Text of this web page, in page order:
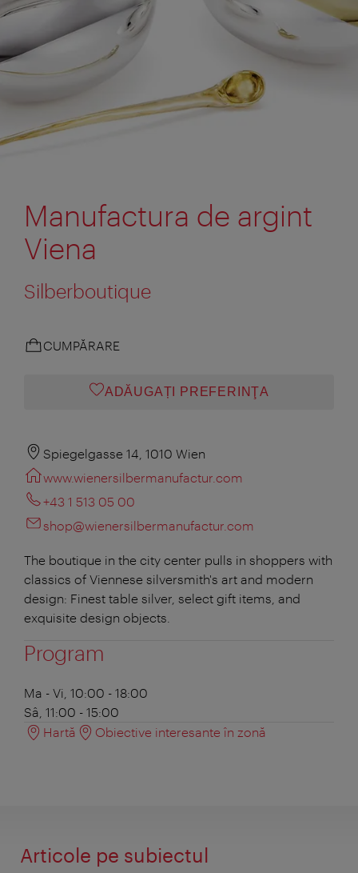
Manufactura de argint
Viena
Silberboutique
CUMPĂRARE
ADĂUGAȚI PREFERINŢA
Spiegelgasse 14, 1010 Wien
www.wienersilbermanufactur.com
+43 1 513 05 00
shop@wienersilbermanufactur.com
The boutique in the city center pulls in shoppers with
classics of Viennese silversmith's art and modern
design: Finest table silver, select gift items, and
exquisite design objects.
Program
Ma - Vi, 10:00 - 18:00
Sâ, 11:00 - 15:00
Hartă
Obiective interesante în zonă
Articole pe subiectul